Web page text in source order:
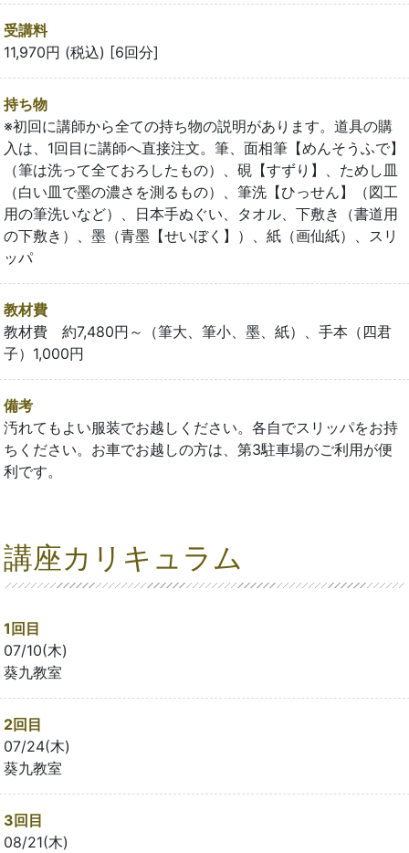
受講料
11,970円 (税込) [6回分]
持ち物
※初回に講師から全ての持ち物の説明があります。道具の購
入は、1回目に講師へ直接注文。筆、面相筆【めんそうふで】
（筆は洗って全ておろしたもの）、硯【すずり】、ためし皿
（白い皿で墨の濃さを測るもの）、筆洗【ひっせん】（図工
用の筆洗いなど）、日本手ぬぐい、タオル、下敷き（書道用
の下敷き）、墨（青墨【せいぼく】）、紙（画仙紙）、スリ
ッパ
教材費
教材費 約7,480円～（筆大、筆小、墨、紙）、手本（四君
子）1,000円
備考
汚れてもよい服装でお越しください。各自でスリッパをお持
ちください。お車でお越しの方は、第3駐車場のご利用が便
利です。
講座カリキュラム
1回目
07/10(木)
葵九教室
2回目
07/24(木)
葵九教室
3回目
08/21(木)